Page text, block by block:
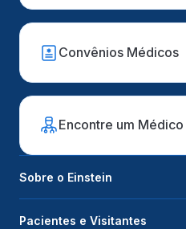
Convênios Médicos
Encontre um Médico
Sobre o Einstein
Pacientes e Visitantes